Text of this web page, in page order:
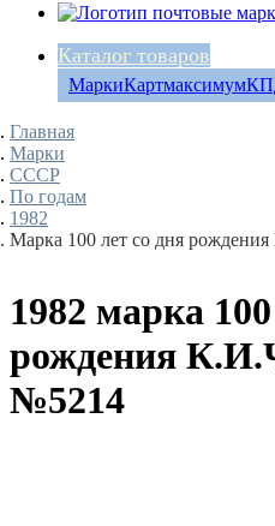
Каталог товаров
МаркиКартмаксимум
Главная
Марки
СССР
По годам
1982
Марка 100 лет со дня
1982 марка
рождения
№5214